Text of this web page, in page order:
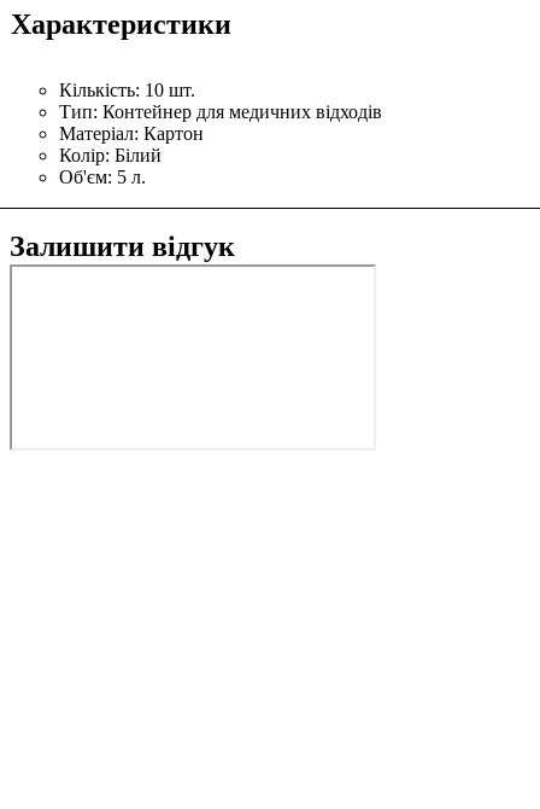
Характеристики
Кількість: 10 шт.
Тип: Контейнер для медичних відходів
Матеріал: Картон
Колір: Білий
Об'єм: 5 л.
Залишити відгук